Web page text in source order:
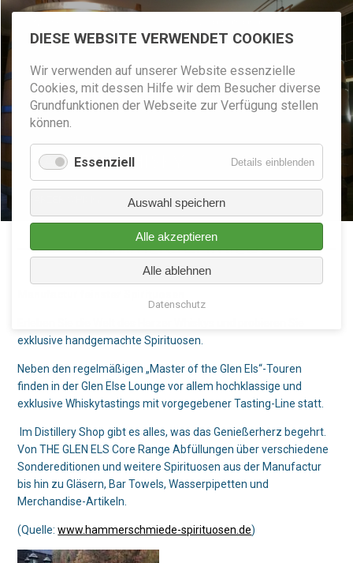
DIESE WEBSITE VERWENDET COOKIES
Wir verwenden auf unserer Website essenzielle
Cookies, mit dessen Hilfe wir dem Besucher diverse
Grundfunktionen der Webseite zur Verfügung stellen
können.
Essenziell Details einblendenfür
Auswahl speichern
Alle akzeptieren
Alle ablehnen
Datenschutz
HARZER WHISKY
HARZER WHISKY
HAMMERSCHMIEDE
exklusive handgemachte Spirituosen.
Neben den regelmäßigen „Master of the Glen Els“-Touren
finden in der Glen Else Lounge vor allem hochklassige und
exklusive Whiskytastings mit vorgegebener Tasting-Line statt.
Im Distillery Shop gibt es alles, was das Genießerherz begehrt.
Von THE GLEN ELS Core Range Abfüllungen über verschiedene
Sondereditionen und weitere Spirituosen aus der Manufactur
bis hin zu Gläsern, Bar Towels, Wasserpipetten und
Merchandise-Artikeln.
(Quelle:www.hammerschmiede-spirituosen.de)